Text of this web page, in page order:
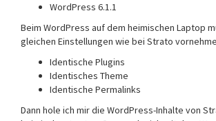
WordPress 6.1.1
Beim WordPress auf dem heimischen Laptop
gleichen Einstellungen wie bei Strato
Identische Plugins
Identisches Theme
Identische Permalinks
Dann hole ich mir die WordPress-Inhalte von